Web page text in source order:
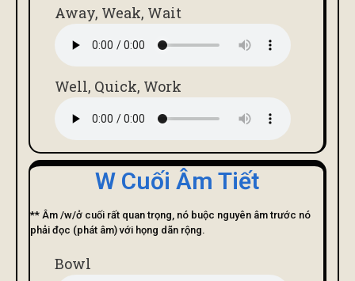
Away, Weak, Wait
Well, Quick, Work
W Cuối Âm Tiết
** Âm /w/ở cuối rất quan trọng, nó buộc nguyên âm trước nó
phải đọc (phát âm) với họng dãn rộng.
Bowl